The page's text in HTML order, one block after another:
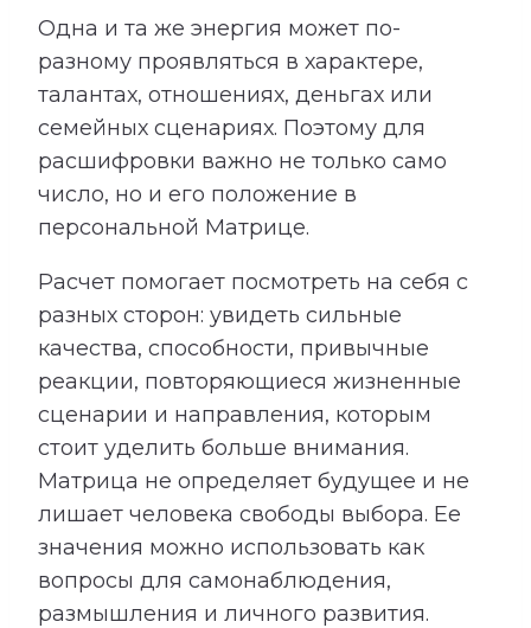
Одна и та же энергия может по-
разному проявляться в характере,
талантах, отношениях, деньгах или
семейных сценариях. Поэтому для
расшифровки важно не только само
число, но и его положение в
персональной Матрице.
Расчет помогает посмотреть на себя с
разных сторон: увидеть сильные
качества, способности, привычные
реакции, повторяющиеся жизненные
сценарии и направления, которым
стоит уделить больше внимания.
Матрица не определяет будущее и не
лишает человека свободы выбора. Ее
значения можно использовать как
вопросы для самонаблюдения,
размышления и личного развития.